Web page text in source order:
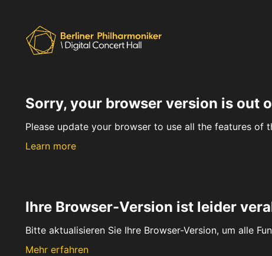
Sorry, your browser version is out
Please update your browser to use all the features of
Learn more
Ihre Browser-Version ist leider
Bitte aktualisieren Sie Ihre Browser-Version, um alle
Mehr erfahren